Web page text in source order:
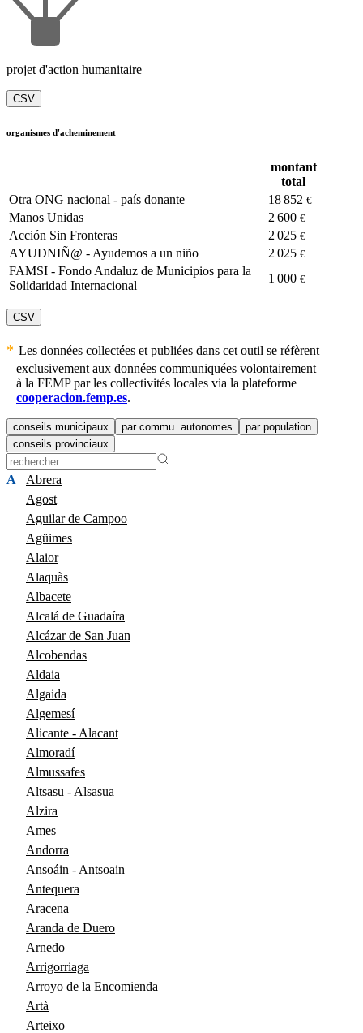
projet d'action humanitaire
CSV
organismes d'acheminement
montant
total
Otra ONG nacional - país donante
18 852 €
Manos Unidas 2 600 €
Acción Sin Fronteras 2 025 €
AYUDNIÑ@ - Ayudemos a un niño 2 025 €
FAMSI - Fondo Andaluz de Municipios para la
Solidaridad Internacional
1 000 €
CSV
Les données collectées et publiées dans cet outil se réfèrent
exclusivement aux données communiquées volontairement
à la FEMP par les collectivités locales via la plateforme
cooperacion.femp.es.
conseils municipaux par commu. autonomes
par population
conseils provinciaux
A
Abrera
Agost
Aguilar de Campoo
Agüimes
Alaior
Alaquàs
Albacete
Alcalá de Guadaíra
Alcázar de San Juan
Alcobendas
Aldaia
Algaida
Algemesí
Alicante - Alacant
Almoradí
Almussafes
Altsasu - Alsasua
Alzira
Ames
Andorra
Ansoáin - Antsoain
Antequera
Aracena
Aranda de Duero
Arnedo
Arrigorriaga
Arroyo de la Encomienda
Artà
Arteixo